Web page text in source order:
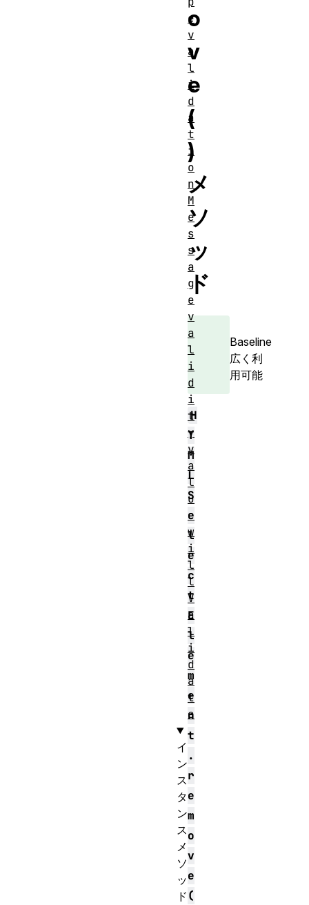
o
v
e
(
)
メ
ソ
ッ
ド
Baseline
広く利
用可能
H
T
M
L
S
e
l
e
c
t
E
l
e
m
e
n
t
.
r
e
m
o
v
e
(
e
v
a
l
i
d
a
t
i
o
n
M
e
s
s
a
g
e
v
a
l
i
d
i
t
y
v
a
l
u
e
w
i
l
l
V
a
l
i
d
a
t
e
イ
ン
ス
タ
ン
ス
メ
ソ
ッ
ド